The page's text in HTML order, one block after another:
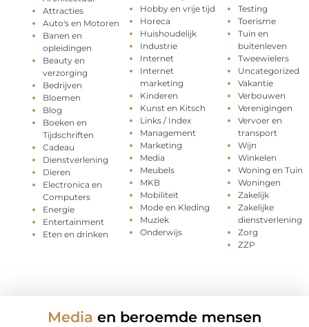
Attracties
Auto's en Motoren
Banen en
opleidingen
Beauty en
verzorging
Bedrijven
Bloemen
Blog
Boeken en
Tijdschriften
Cadeau
Dienstverlening
Dieren
Electronica en
Computers
Energie
Entertainment
Eten en drinken
Hobby en vrije tijd
Horeca
Huishoudelijk
Industrie
Internet
Internet
marketing
Kinderen
Kunst en Kitsch
Links / Index
Management
Marketing
Media
Meubels
MKB
Mobiliteit
Mode en Kleding
Muziek
Onderwijs
Testing
Toerisme
Tuin en
buitenleven
Tweewielers
Uncategorized
Vakantie
Verbouwen
Verenigingen
Vervoer en
transport
Wijn
Winkelen
Woning en Tuin
Woningen
Zakelijk
Zakelijke
dienstverlening
Zorg
ZZP
Media en beroemde mensen